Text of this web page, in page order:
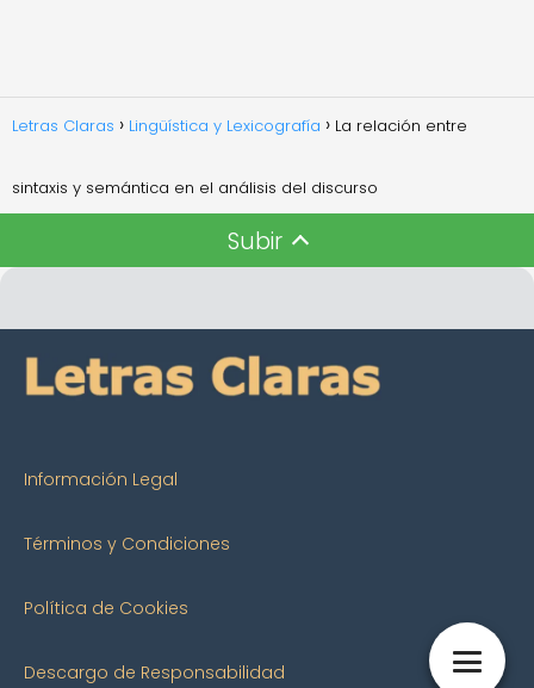
Letras Claras Lingüística y Lexicografía La relación entre
sintaxis y semántica en el análisis del discurso
Subir
Información Legal
Términos y Condiciones
Política de Cookies
Descargo de Responsabilidad